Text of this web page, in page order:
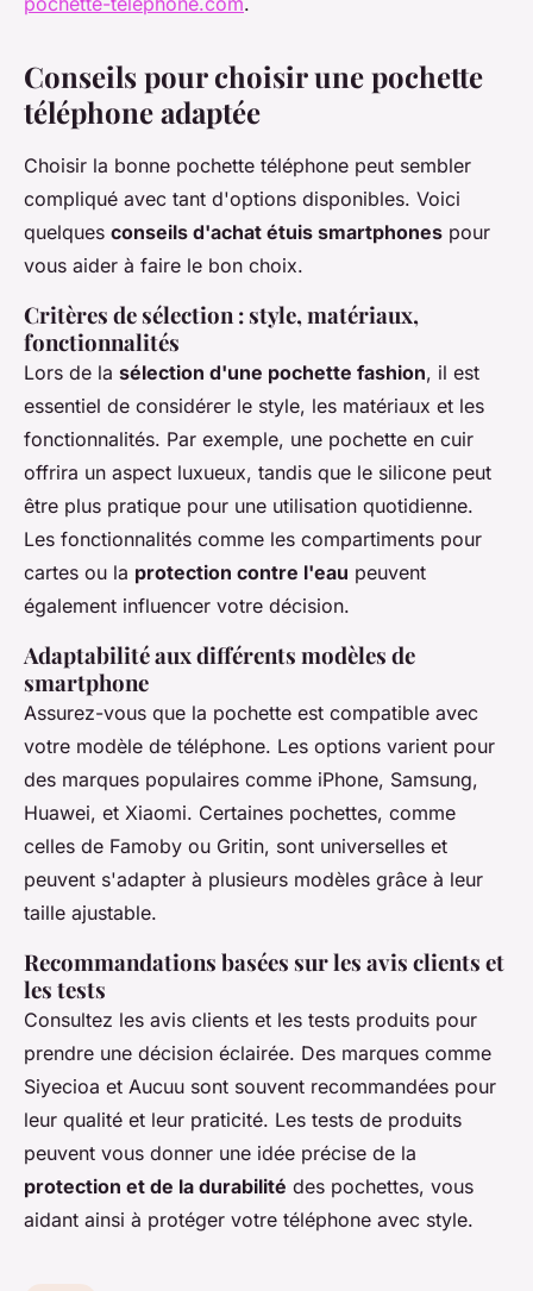
Conseils pour choisir une pochette
téléphone adaptée
Choisir la bonne pochette téléphone peut sembler
compliqué avec tant d'options disponibles. Voici
quelques conseils d'achat étuis smartphones pour
vous aider à faire le bon choix.
Critères de sélection : style, matériaux,
fonctionnalités
Lors de la sélection d'une pochette fashion, il est
essentiel de considérer le style, les matériaux et les
fonctionnalités. Par exemple, une pochette en cuir
offrira un aspect luxueux, tandis que le silicone peut
être plus pratique pour une utilisation quotidienne.
Les fonctionnalités comme les compartiments pour
cartes ou la protection contre l'eau peuvent
également influencer votre décision.
Adaptabilité aux différents modèles de
smartphone
Assurez-vous que la pochette est compatible avec
votre modèle de téléphone. Les options varient pour
des marques populaires comme iPhone, Samsung,
Huawei, et Xiaomi. Certaines pochettes, comme
celles de Famoby ou Gritin, sont universelles et
peuvent s'adapter à plusieurs modèles grâce à leur
taille ajustable.
Recommandations basées sur les avis clients et
les tests
Consultez les avis clients et les tests produits pour
prendre une décision éclairée. Des marques comme
Siyecioa et Aucuu sont souvent recommandées pour
leur qualité et leur praticité. Les tests de produits
peuvent vous donner une idée précise de la
protection et de la durabilité des pochettes, vous
aidant ainsi à protéger votre téléphone avec style.